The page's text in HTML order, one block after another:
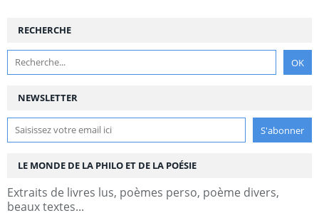
NEWSLETTER
RECHERCHE
LE MONDE DE LA PHILO ET DE LA POÉSIE
Extraits de livres lus, poèmes perso, poème divers,
beaux textes...